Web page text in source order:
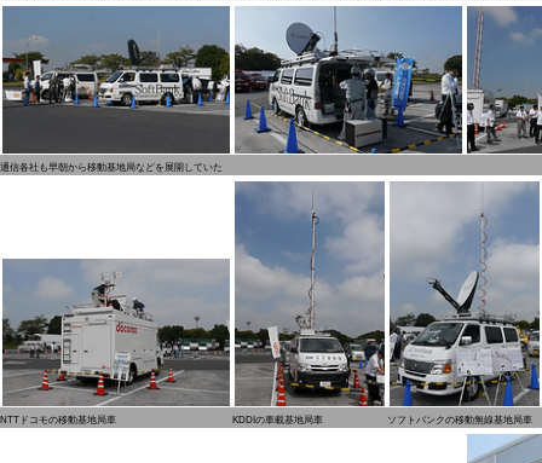
通信各社も早朝から移動基地局などを展開していた
NTTドコモの移動基地局車 KDDIの車載基地局車 ソフトバンクの移動無線基地局車